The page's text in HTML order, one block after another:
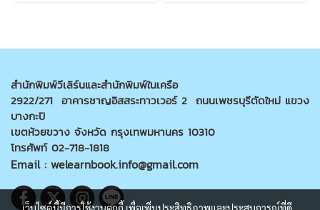
สำนักพิมพ์วีเลิร์นและสำนักพิมพ์ในเครือ
2922/271 อาคารชาญอิสสระทาวเวอร์ 2 ถนนเพชรบุรีตัดใหม่ แขวง
บางกะปิ
เขตห้วยขวาง จังหวัด กรุงเทพมหานคร 10310
โทรศัพท์ 02-718-1818
Email : welearnbook.info@gmail.com